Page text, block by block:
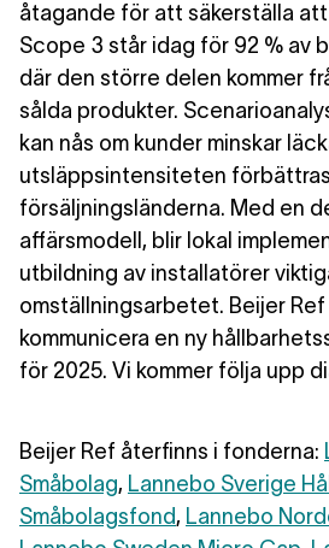
åtagande för att säkerställa
Scope 3 står idag för 92 % av
där den större delen kommer
sålda produkter.
kan nås om kunder minskar
utsläppsintensiteten
försäljningsländerna. Med en
affärsmodell, blir lokal
utbildning av installatörer
omställningsarbetet. Beijer
kommunicera en ny
för 2025. Vi kommer följa upp
Beijer Ref återfinns i fonderna:
Småbolag, Lannebo Sverige
Småbolagsfond, Lannebo